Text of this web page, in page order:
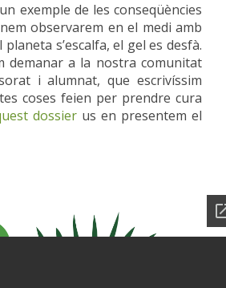
exemple de les conseqüències
observarem en el medi amb
planeta s’escalfa, el gel es desfà.
demanar a la nostra comunitat
i alumnat, que escrivíssim
coses feien per prendre cura
dossier us en presentem el